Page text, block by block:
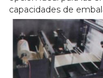
capacidades de